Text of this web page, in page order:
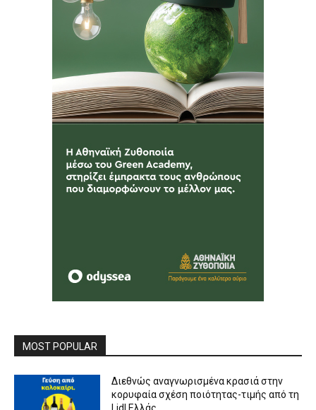
MOST POPULAR
Διεθνώς αναγνωρισμένα κρασιά στην
κορυφαία σχέση ποιότητας-τιμής από τη
Lidl Ελλάς